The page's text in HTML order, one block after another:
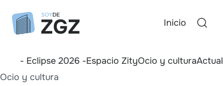
Inicio
- Eclipse 2026 -Espacio ZityOcio y cultura
Ocio y cultura